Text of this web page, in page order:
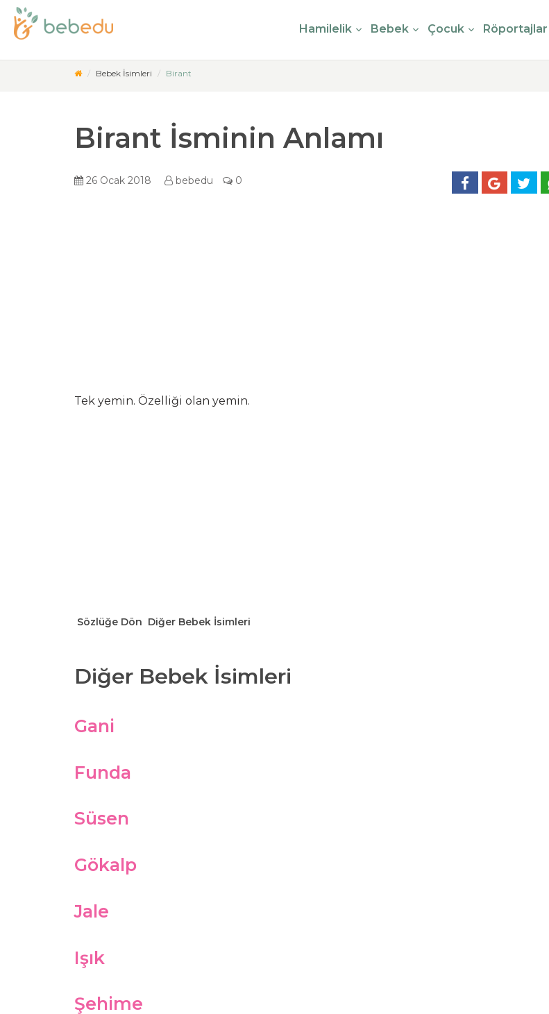
Hamilelik Bebek Çocuk Röportajlar
Bebek İsimleri Birant
Birant İsminin Anlamı
26 Ocak 2018 bebedu 0
Tek yemin. Özelliği olan yemin.
Sözlüğe Dön Diğer Bebek İsimleri
Diğer Bebek İsimleri
Gani
Funda
Süsen
Gökalp
Jale
Işık
Şehime